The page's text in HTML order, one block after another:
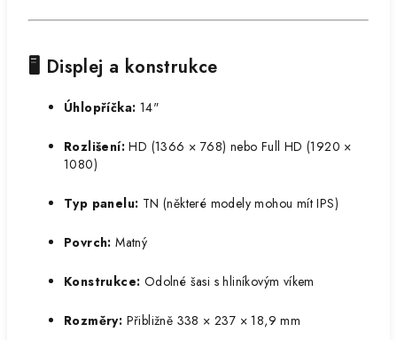
🖥️ Displej a konstrukce
Úhlopříčka: 14"
Rozlišení: HD (1366 × 768) nebo Full HD (1920 ×
1080)
Typ panelu: TN (některé modely mohou mít IPS)
Povrch: Matný
Konstrukce: Odolné šasi s hliníkovým víkem
Rozměry: Přibližně 338 × 237 × 18,9 mm